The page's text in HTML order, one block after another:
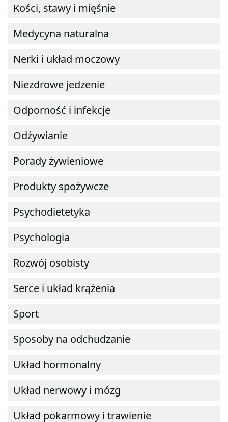
Kości, stawy i mięśnie
Medycyna naturalna
Nerki i układ moczowy
Niezdrowe jedzenie
Odporność i infekcje
Odżywianie
Porady żywieniowe
Produkty spożywcze
Psychodietetyka
Psychologia
Rozwój osobisty
Serce i układ krążenia
Sport
Sposoby na odchudzanie
Układ hormonalny
Układ nerwowy i mózg
Układ pokarmowy i trawienie